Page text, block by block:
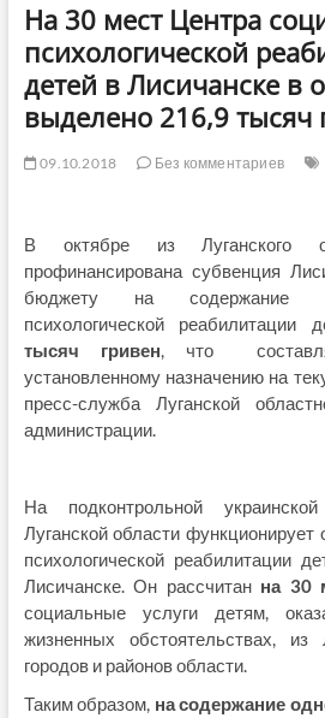
На 30 мест Центра
психологической
детей в Лисичанске в
выделено 216,9 тысяч
09.10.2018 Без комментариев
В октябре из Луганского
профинансирована субвенция
бюджету на содержание
психологической
тысяч гривен, что
установленному назначению на
пресс-служба Луганской
администрации.
На подконтрольной
Луганской области
психологической реабилитации
Лисичанске. Он рассчитан на 30
социальные услуги детям,
жизненных обстоятельствах, из
городов и районов области.
Таким образом, на содержание